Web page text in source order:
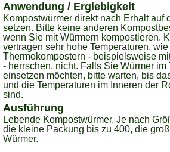
Anwendung / Ergiebigkeit
Kompostwürmer direkt nach Erhalt auf
setzen. Bitte keine anderen
wenn Sie mit Würmern kompostieren.
vertragen sehr hohe Temperaturen,
Thermokompostern - beispielsweise
- herrschen, nicht. Falls Sie Würmer im
einsetzen möchten, bitte warten, bis
und die Temperaturen im Inneren der
sind.
Ausführung
Lebende Kompostwürmer. Je nach
die kleine Packung bis zu 400, die
Würmer.